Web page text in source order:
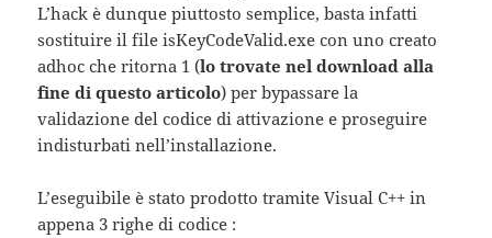
L’hack è dunque piuttosto semplice, basta infatti
sostituire il file isKeyCodeValid.exe con uno creato
adhoc che ritorna 1 (lo trovate nel download alla
fine di questo articolo) per bypassare la
validazione del codice di attivazione e proseguire
indisturbati nell’installazione.
L’eseguibile è stato prodotto tramite Visual C++ in
appena 3 righe di codice :